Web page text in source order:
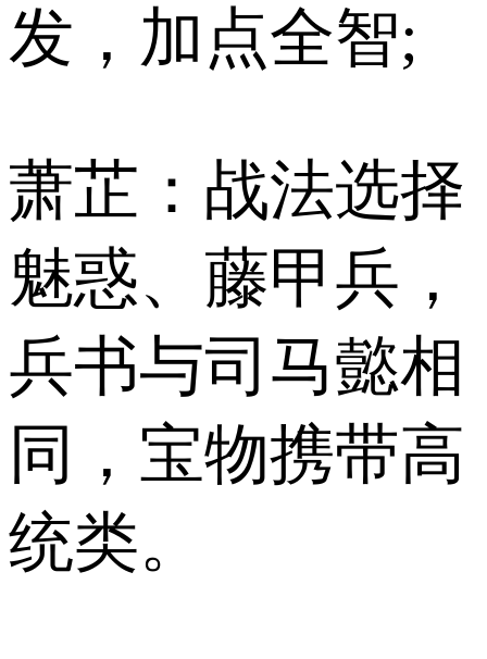
发，加点全智;
萧芷：战法选择
魅惑、‌藤甲兵，
兵书与司马懿相
同，宝物携带高
统类。